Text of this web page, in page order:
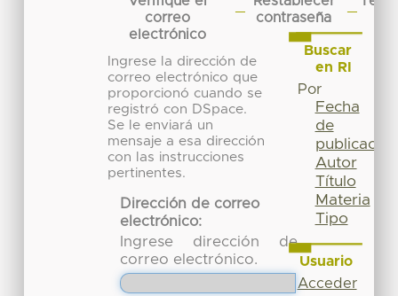
correo
electrónico
→contraseña
→
Ingrese la dirección de
correo electrónico que
proporcionó cuando se
registró con DSpace.
Se le enviará un
mensaje a esa dirección
con las instrucciones
pertinentes.
Dirección de correo
electrónico:
Ingrese dirección de
correo electrónico.
Buscar
en RI
Por
Fecha
de
publicación
Autor
Título
Materia
Tipo
Usuario
Acceder